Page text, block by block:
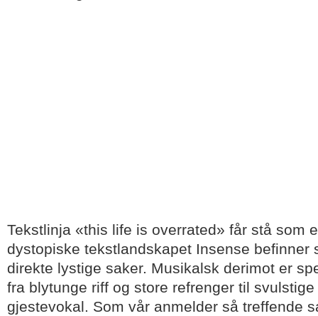
Tekstlinja «this life is overrated» får stå som
dystopiske tekstlandskapet Insense befinner
direkte lystige saker. Musikalsk derimot er
fra blytunge riff og store refrenger til
gjestevokal. Som vår anmelder så treffende